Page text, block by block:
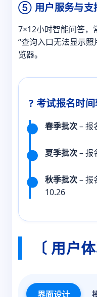
⑤ 用户服务与支
7×12小时智能问答，
“查询入口无法显示
览器。
? 考试报名时间
春季批次– 报
夏季批次– 报
秋季批次– 报
10.26
〔 用户
界面设计